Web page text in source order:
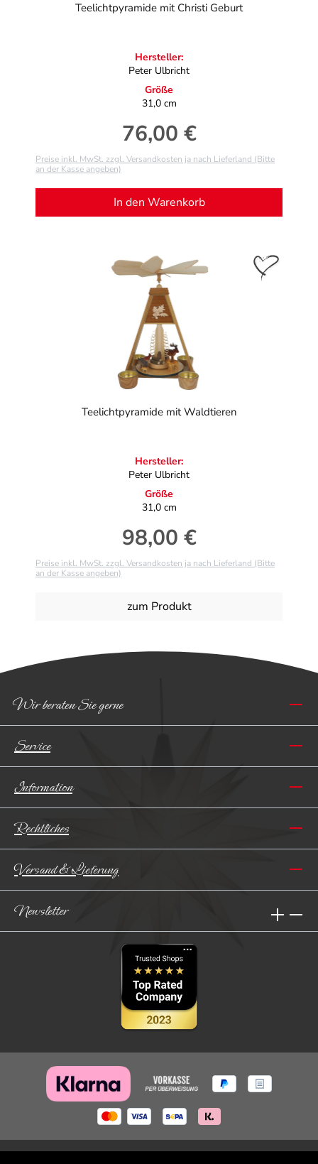
Teelichtpyramide mit Christi Geburt
Hersteller:
Peter Ulbricht
Größe
31,0 cm
Regulärer Preis:
76,00 €
Preise inkl. MwSt. zzgl. Versandkosten ja nach Lieferland (Bitte
an der Kasse angeben)
In den Warenkorb
Teelichtpyramide mit Waldtieren
Hersteller:
Peter Ulbricht
Größe
31,0 cm
Regulärer Preis:
98,00 €
Preise inkl. MwSt. zzgl. Versandkosten ja nach Lieferland (Bitte
an der Kasse angeben)
zum Produkt
Wir beraten Sie gerne
Service
Information
Rechtliches
Versand & Lieferung
Newsletter